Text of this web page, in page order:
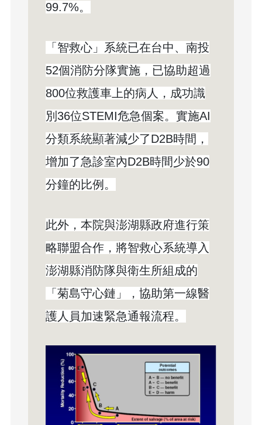
99.7%。
「智救心」系統已在台中、南投
52個消防分隊實施，已協助超過
800位救護車上的病人，成功識
別36位STEMI危急個案。實施AI
分類系統顯著減少了D2B時間，
增加了急診室內D2B時間少於90
分鐘的比例。
此外，本院與澎湖縣政府進行策
略聯盟合作，將智救心系統導入
澎湖縣消防隊與衛生所組成的
「菊島守心鏈」，協助第一線醫
護人員加速緊急通報流程。